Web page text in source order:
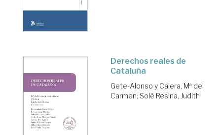
Derechos reales de
Cataluña
Gete-Alonso y Calera, Mª del
Carmen; Solé Resina, Judith